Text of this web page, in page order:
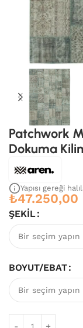
Patchwork
Dokuma
Yapısı gereği
₺47.250,00
ŞEKIL
BOYUT/EBAT